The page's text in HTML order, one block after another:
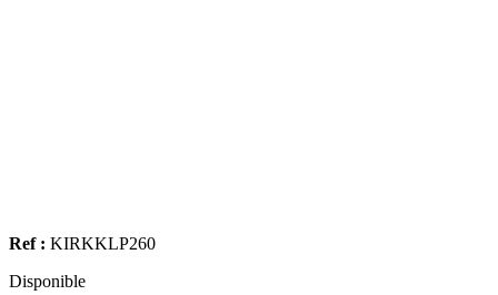
Ref : KIRKKLP260
Disponible